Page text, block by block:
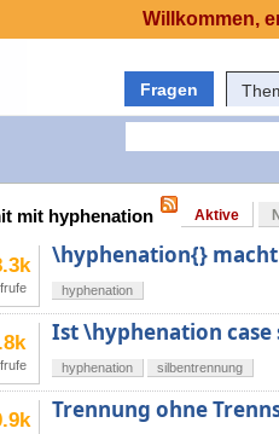
Fragen
mit hyphenation Aktive
\hyphenation{} macht
hyphenation
Ist \hyphenation case
hyphenation silbentrennung
Trennung ohne
Willkommen,